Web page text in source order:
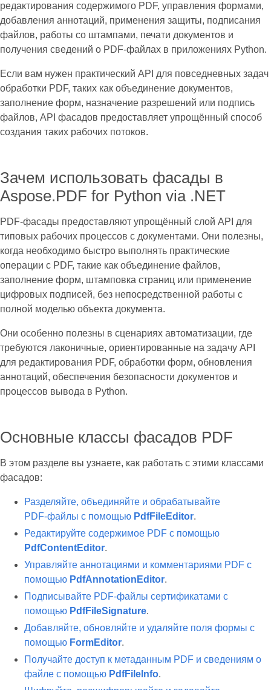
редактирования содержимого PDF, управления формами,
добавления аннотаций, применения защиты, подписания
файлов, работы со штампами, печати документов и
получения сведений о PDF-файлах в приложениях Python.
Если вам нужен практический API для повседневных задач
обработки PDF, таких как объединение документов,
заполнение форм, назначение разрешений или подпись
файлов, API фасадов предоставляет упрощённый способ
создания таких рабочих потоков.
Зачем использовать фасады в
Aspose.PDF for Python via .NET
PDF-фасады предоставляют упрощённый слой API для
типовых рабочих процессов с документами. Они полезны,
когда необходимо быстро выполнять практические
операции с PDF, такие как объединение файлов,
заполнение форм, штамповка страниц или применение
цифровых подписей, без непосредственной работы с
полной моделью объекта документа.
Они особенно полезны в сценариях автоматизации, где
требуются лаконичные, ориентированные на задачу API
для редактирования PDF, обработки форм, обновления
аннотаций, обеспечения безопасности документов и
процессов вывода в Python.
Основные классы фасадов PDF
В этом разделе вы узнаете, как работать с этими классами
фасадов:
Разделяйте, объединяйте и обрабатывайте
PDF‑файлы с помощью PdfFileEditor.
Редактируйте содержимое PDF с помощью
PdfContentEditor.
Управляйте аннотациями и комментариями PDF с
помощью PdfAnnotationEditor.
Подписывайте PDF‑файлы сертификатами с
помощью PdfFileSignature.
Добавляйте, обновляйте и удаляйте поля формы с
помощью FormEditor.
Получайте доступ к метаданным PDF и сведениям о
файле с помощью PdfFileInfo.